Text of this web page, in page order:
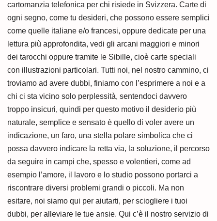
cartomanzia telefonica per chi risiede in Svizzera. Carte di
ogni segno, come tu desideri, che possono essere semplici
come quelle italiane e/o francesi, oppure dedicate per una
lettura più approfondita, vedi gli arcani maggiori e minori
dei tarocchi oppure tramite le Sibille, cioè carte speciali
con illustrazioni particolari. Tutti noi, nel nostro cammino, ci
troviamo ad avere dubbi, finiamo con l’esprimere a noi e a
chi ci sta vicino solo perplessità, sentendoci davvero
troppo insicuri, quindi per questo motivo il desiderio più
naturale, semplice e sensato è quello di voler avere un
indicazione, un faro, una stella polare simbolica che ci
possa davvero indicare la retta via, la soluzione, il percorso
da seguire in campi che, spesso e volentieri, come ad
esempio l’amore, il lavoro e lo studio possono portarci a
riscontrare diversi problemi grandi o piccoli. Ma non
esitare, noi siamo qui per aiutarti, per sciogliere i tuoi
dubbi, per alleviare le tue ansie. Qui c’è il nostro servizio di